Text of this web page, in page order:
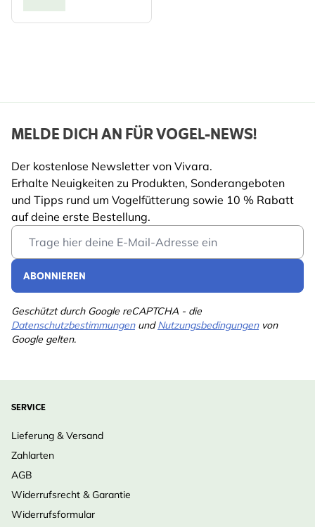
MELDE DICH AN FÜR VOGEL-NEWS!
Der kostenlose Newsletter von Vivara.
Erhalte Neuigkeiten zu Produkten, Sonderangeboten
und Tipps rund um Vogelfütterung sowie 10 % Rabatt
auf deine erste Bestellung.
Email Address
ABONNIEREN
Geschützt durch Google reCAPTCHA - die
DatenschutzbestimmungenundNutzungsbedingungenvon
Google gelten.
SERVICE
Lieferung & Versand
Zahlarten
AGB
Widerrufsrecht & Garantie
Widerrufsformular